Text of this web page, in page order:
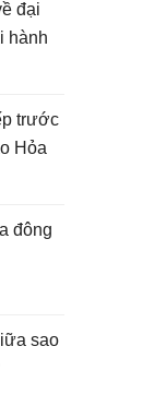
đại
hành
trước
Hỏa
đông
sao